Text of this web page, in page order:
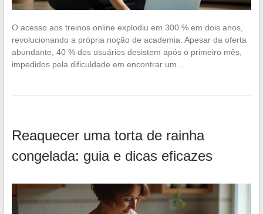
O acesso aos treinos online explodiu em 300 % em dois anos,
revolucionando a própria noção de academia. Apesar da oferta
abundante, 40 % dos usuários desistem após o primeiro mês,
impedidos pela dificuldade em encontrar um…
Reaquecer uma torta de rainha
congelada: guia e dicas eficazes